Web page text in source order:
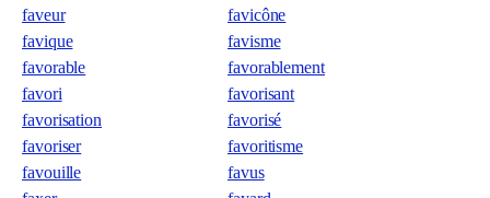
faveur
favicône
favique
favisme
favorable
favorablement
favori
favorisant
favorisation
favorisé
favoriser
favoritisme
favouille
favus